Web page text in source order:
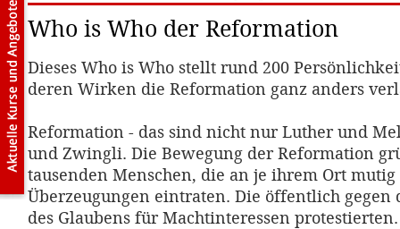
Who is Who der Reformation
Dieses Who is Who stellt rund 200
deren Wirken die Reformation ganz anders
Reformation - das sind nicht nur Luther und
und Zwingli. Die Bewegung der Reformation
tausenden Menschen, die an je ihrem Ort
Überzeugungen eintraten. Die öffentlich gegen
des Glaubens für Machtinteressen protestierten.